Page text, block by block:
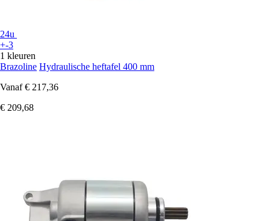
24u
+-3
1 kleuren
Brazoline Hydraulische heftafel 400 mm
Vanaf € 217,36
€ 209,68